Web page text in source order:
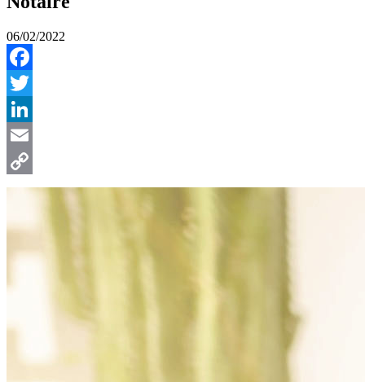
06/02/2022
Facebook
Twitter
LinkedIn
Email
Copy